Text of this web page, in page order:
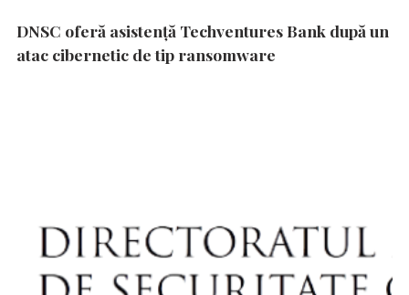
DNSC oferă asistență Techventures Bank după un
atac cibernetic de tip ransomware